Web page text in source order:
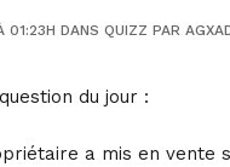
01:23H DANS QUIZZ PAR
du jour :
a mis en vente